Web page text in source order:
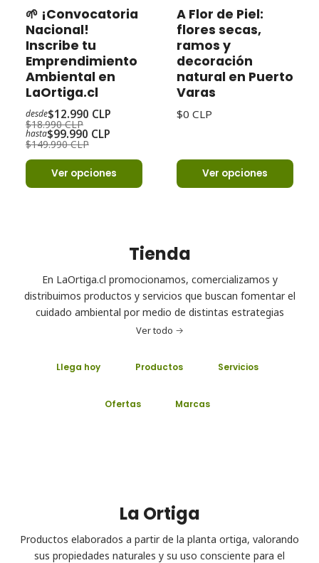
🌱 ¡Convocatoria
Nacional!
Inscribe tu
Emprendimiento
Ambiental en
LaOrtiga.cl
desde$12.990 CLP
$18.990 CLP
hasta$99.990 CLP
$149.990 CLP
Ver opciones
A Flor de Piel:
flores secas,
ramos y
decoración
natural en Puerto
Varas
$0 CLP
Ver opciones
Tienda
En LaOrtiga.cl promocionamos, comercializamos y
distribuimos productos y servicios que buscan fomentar el
cuidado ambiental por medio de distintas estrategias
Ver todo
Llega hoy Productos Servicios
Ofertas Marcas
La Ortiga
Productos elaborados a partir de la planta ortiga, valorando
sus propiedades naturales y su uso consciente para el